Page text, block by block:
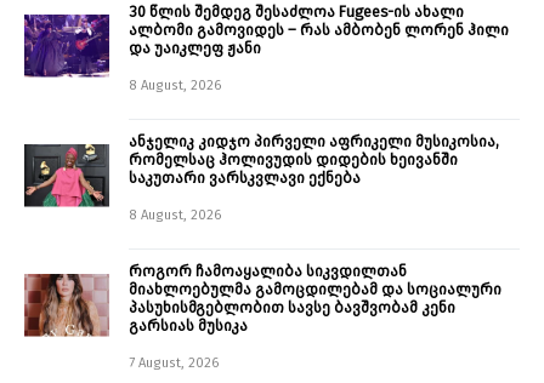
30 წლის შემდეგ შესაძლოა Fugees-ის ახალი
ალბომი გამოვიდეს – რას ამბობენ ლორენ ჰილი
და უაიკლეფ ჟანი
8 August, 2026
ანჯელიკ კიდჯო პირველი აფრიკელი მუსიკოსია,
რომელსაც ჰოლივუდის დიდების ხეივანში
საკუთარი ვარსკვლავი ექნება
8 August, 2026
როგორ ჩამოაყალიბა სიკვდილთან
მიახლოებულმა გამოცდილებამ და სოციალური
პასუხისმგებლობით სავსე ბავშვობამ კენი
გარსიას მუსიკა
7 August, 2026